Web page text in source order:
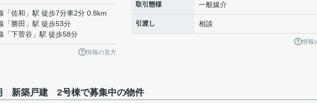
「佐和 」駅 徒歩7分車2分 0.8km
「 勝田 」駅 徒歩53分
「下菅谷 」駅 徒歩58分
情報の見方
取引態様 一般媒介
引渡し 相談
情報
新築戸建 2号棟で募集中の物件